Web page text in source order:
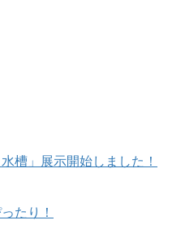
槽」展示開始しました！
たり！